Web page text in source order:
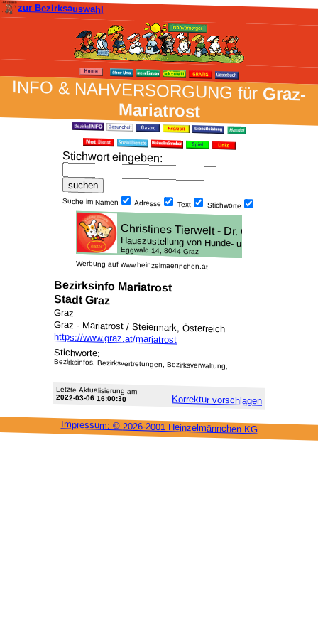
zur Bezirksauswahl
INFO & NAH­VER­SORG­UNG fürGraz-
Mariatrost
Stich­wort ein­geben:
Suche im Namen Adresse Text Stich­worte
Werbung auf www.heinzelmaennchen.at
Bezirksinfo Mariatrost
Stadt Graz
Graz
Graz - Mariatrost / Steiermark, Österreich
https://www.graz.at/mariatrost
Stichworte:
Bezirksinfos, Bezirksvertretungen, Bezirksverwaltung,
Letzte Aktu­alisie­rung am
2022-03-06 16:00:30 Korrektur vor­schlagen
Impressum: © 2026-2001 Heinzel­männchen KG